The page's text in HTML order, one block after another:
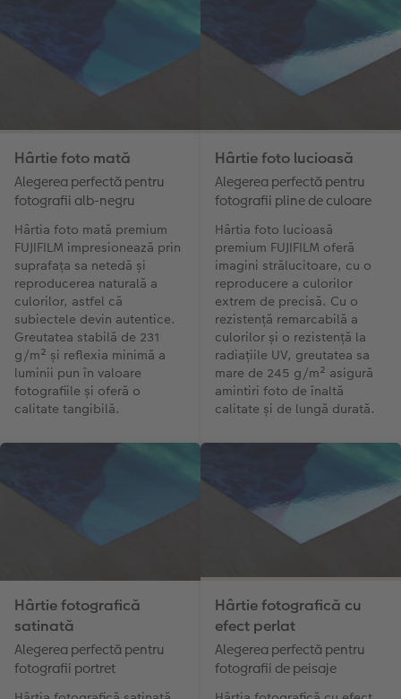
Hârtie foto mată
Alegerea perfectă pentru
fotografii alb-negru
Hârtia foto mată premium
FUJIFILM impresionează prin
suprafața sa netedă și
reproducerea naturală a
culorilor, astfel că
subiectele devin autentice.
Greutatea stabilă de 231
g/m² și reflexia minimă a
luminii pun în valoare
fotografiile și oferă o
calitate tangibilă.
Hârtie foto lucioasă
Alegerea perfectă pentru
fotografii pline de culoare
Hârtia foto lucioasă
premium FUJIFILM oferă
imagini strălucitoare, cu o
reproducere a culorilor
extrem de precisă. Cu o
rezistență remarcabilă a
culorilor și o rezistență la
radiațiile UV, greutatea sa
mare de 245 g/m² asigură
amintiri foto de înaltă
calitate și de lungă durată.
Hârtie fotografică
satinată
Alegerea perfectă pentru
fotografii portret
Hârtie fotografică cu
efect perlat
Alegerea perfectă pentru
fotografii de peisaje